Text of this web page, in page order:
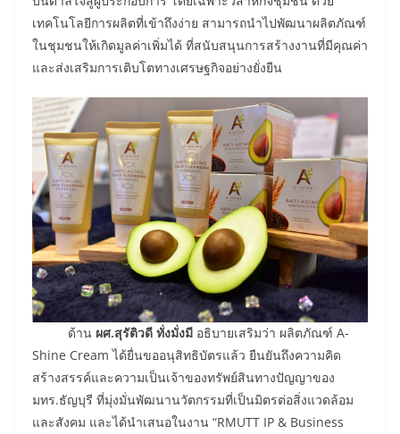
เทคโนโลยีการผลิตที่เข้าถึงง่าย สามารถนำไปพัฒนาผลิตภัณฑ์
ในชุมชนให้เกิดมูลค่าเพิ่มได้ ที่สนับสนุนการสร้างงานที่มีคุณค่า
และส่งเสริมการเติบโตทางเศรษฐกิจอย่างยั่งยืน
ด้าน ผศ.สุรัติวดี ทั่งมั่งมี อธิบายเสริมว่า ผลิตภัณฑ์ A-
Shine Cream ได้ยื่นขออนุสิทธิบัตรแล้ว ยืนยันถึงความคิด
สร้างสรรค์และความเป็นเจ้าของทรัพย์สินทางปัญญาของ
มทร.ธัญบุรี ที่มุ่งมั่นพัฒนานวัตกรรมที่เป็นมิตรต่อสิ่งแวดล้อม
และสังคม และได้นำเสนอในงาน “RMUTT IP & Business